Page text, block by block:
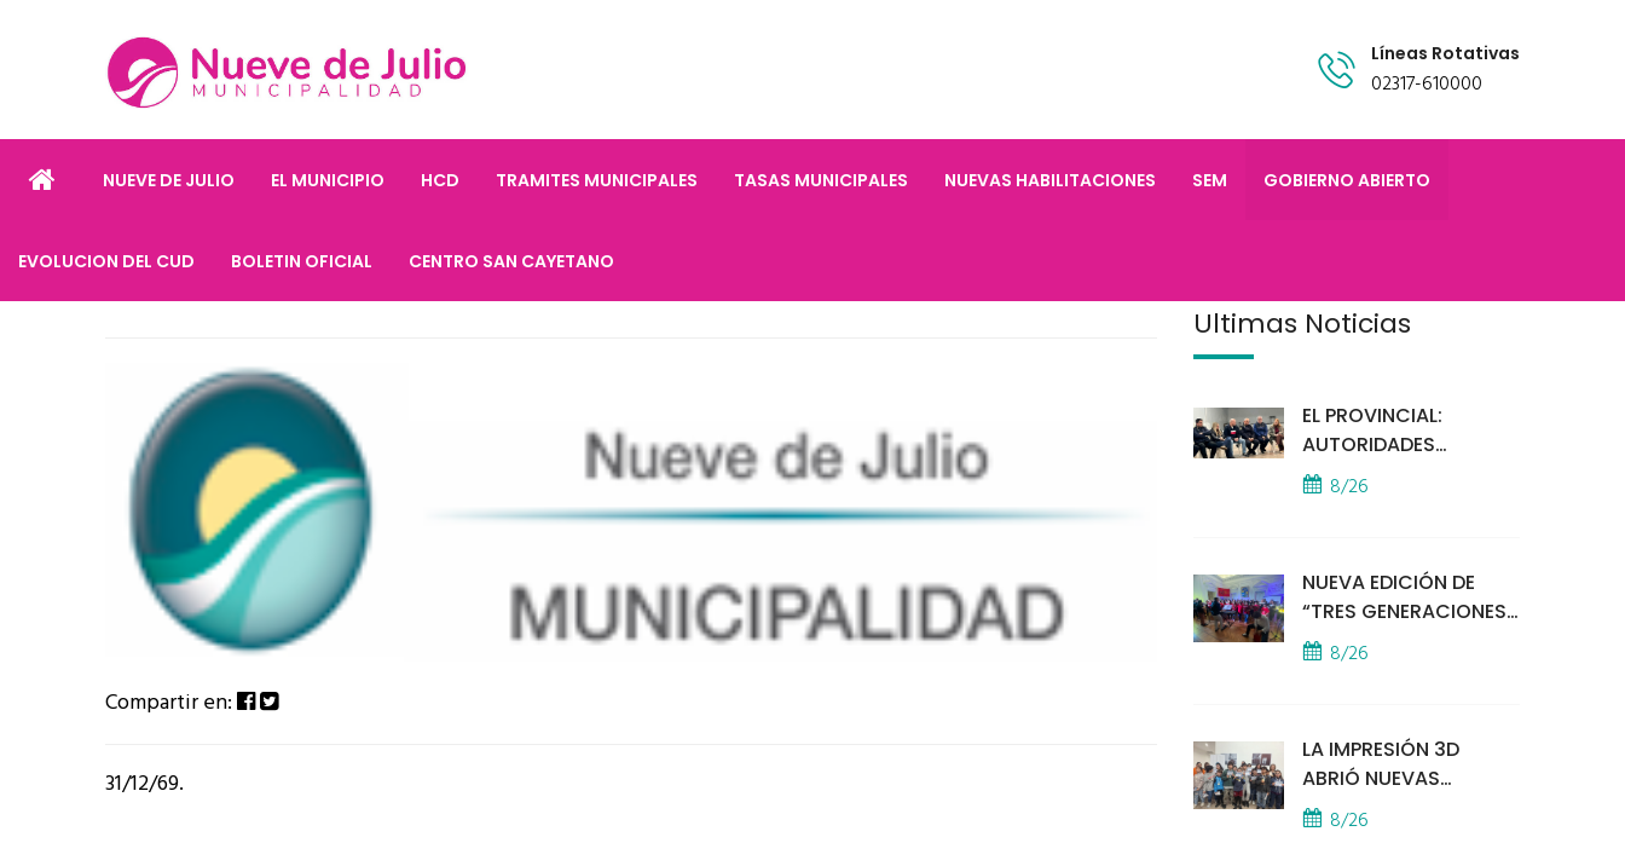
Líneas Rotativas
02317-610000
NUEVE DE JULIO EL MUNICIPIO HCD TRAMITES MUNICIPALES TASAS MUNICIPALES NUEVAS HABILITACIONES SEM GOBIERNO ABIERTO
EVOLUCION DEL CUD BOLETIN OFICIAL CENTRO SAN CAYETANO
Compartir en:
31/12/69.
Últimas Noticias
EL PROVINCIAL:
AUTORIDADES
MUNICIPALES
MANTUVIERON UN
SEGURIDAD
8/26
NUEVA EDICIÓN DE
“TRES GENERACIONES
CANTAN”
8/26
LA IMPRESIÓN 3D
ABRIÓ NUEVAS
PUERTAS AL
APRENDIZAJE Y LA
8/26